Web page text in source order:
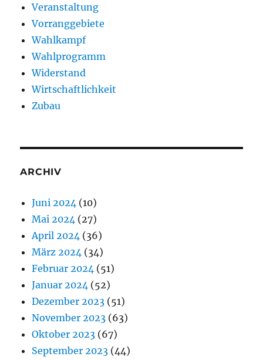
Veranstaltung
Vorranggebiete
Wahlkampf
Wahlprogramm
Widerstand
Wirtschaftlichkeit
Zubau
ARCHIV
Juni 2024 (10)
Mai 2024 (27)
April 2024 (36)
März 2024 (34)
Februar 2024 (51)
Januar 2024 (52)
Dezember 2023 (51)
November 2023 (63)
Oktober 2023 (67)
September 2023 (44)